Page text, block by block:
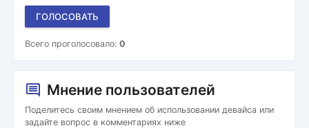
ГОЛОСОВАТЬ
Всего проголосовало: 0
Мнение пользователей
Поделитесь своим мнением об использовании девайса или
задайте вопрос в комментариях ниже